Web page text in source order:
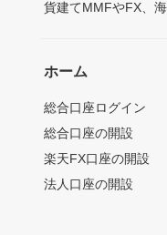
貨建てMMFやFX、
ホーム
総合口座ログイン
総合口座の開設
楽天FX口座の開設
法人口座の開設